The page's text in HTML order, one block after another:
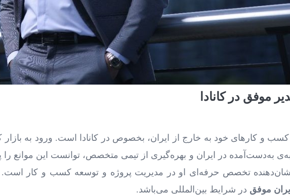
موفق در کانادا
‌و کارهای خود به خارج از ایران، بخصوص در کانادا است. ورود به بازار
به‌دست‌آمده در ایران و بهره‌گیری از تیمی متخصص، توانست این موانع
تخصص حرفه‌ای او در مدیریت پروژه و توسعه کسب ‌و کار است.
موفق در شرایط بین‌المللی می‌باشد.